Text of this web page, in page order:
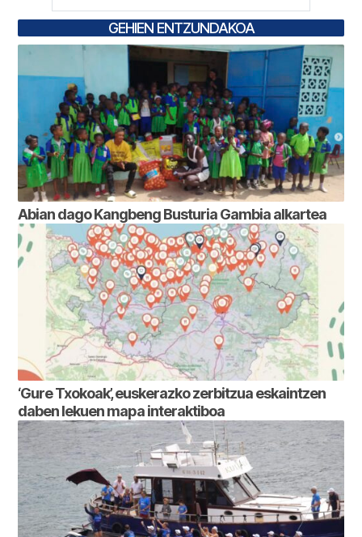
GEHIEN ENTZUNDAKOA
Abian dago Kangbeng Busturia Gambia alkartea
‘Gure Txokoak’, euskerazko zerbitzua eskaintzen
daben lekuen mapa interaktiboa